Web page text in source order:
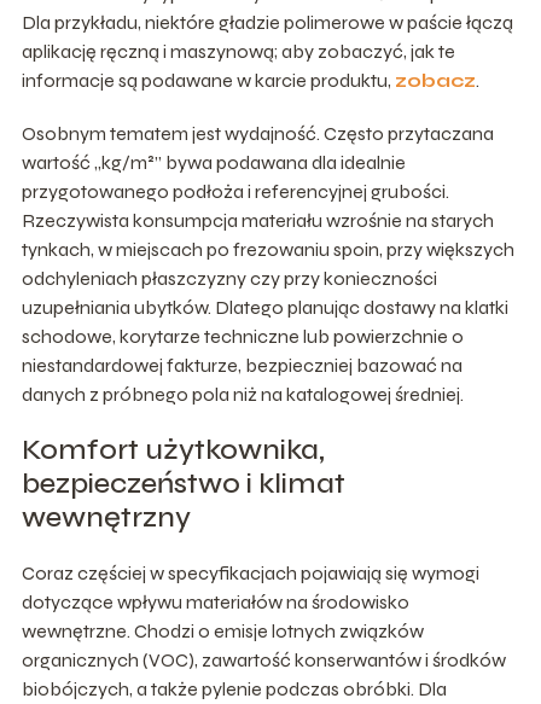
Dla przykładu, niektóre gładzie polimerowe w paście łączą
aplikację ręczną i maszynową; aby zobaczyć, jak te
informacje są podawane w karcie produktu, zobacz.
Osobnym tematem jest wydajność. Często przytaczana
wartość „kg/m²” bywa podawana dla idealnie
przygotowanego podłoża i referencyjnej grubości.
Rzeczywista konsumpcja materiału wzrośnie na starych
tynkach, w miejscach po frezowaniu spoin, przy większych
odchyleniach płaszczyzny czy przy konieczności
uzupełniania ubytków. Dlatego planując dostawy na klatki
schodowe, korytarze techniczne lub powierzchnie o
niestandardowej fakturze, bezpieczniej bazować na
danych z próbnego pola niż na katalogowej średniej.
Komfort użytkownika,
bezpieczeństwo i klimat
wewnętrzny
Coraz częściej w specyfikacjach pojawiają się wymogi
dotyczące wpływu materiałów na środowisko
wewnętrzne. Chodzi o emisje lotnych związków
organicznych (VOC), zawartość konserwantów i środków
biobójczych, a także pylenie podczas obróbki. Dla